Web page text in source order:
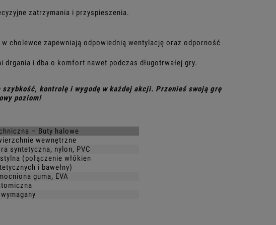
zatrzymania i przyspieszenia.
cholewce zapewniają odpowiednią wentylację oraz odporność
drgania i dba o komfort nawet podczas długotrwałej gry.
szybkość, kontrolę i wygodę w każdej akcji. Przenieś swoją grę
poziom!
– Buty halowe
wewnętrzne
syntetyczna, nylon, PVC
(połączenie włókien
i bawełny)
guma, EVA